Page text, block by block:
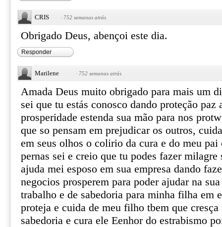
CRIS · 752 semanas atrás
Obrigado Deus, abençoi este dia.
Responder
Marilene · 752 semanas atrás
Amada Deus muito obrigado para mais um
sei que tu estás conosco dando proteção paz
prosperidade estenda sua mão para nos
que so pensam em prejudicar os outros,
em seus olhos o colirio da cura e do meu
pernas sei e creio que tu podes fazer
ajuda mei esposo em sua empresa dando
negocios prosperem para poder ajudar na
trabalho e de sabedoria para minha filha em
proteja e cuida de meu filho tbem que cresça
sabedoria e cura ele Eenhor do estrabismo